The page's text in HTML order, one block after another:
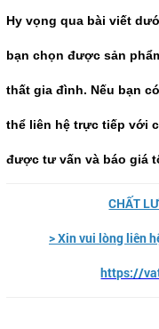
Hy vọng qua bài viết
bạn chọn được sản
thất gia đình. Nếu bạn
thể liên hệ trực tiếp với
được tư vấn và báo giá
CHẤT
> Xin vui lòng liên
https://